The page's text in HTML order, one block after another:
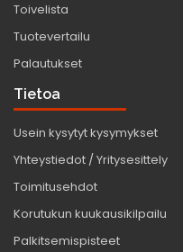
Toivelista
Tuotevertailu
Palautukset
Tietoa
Usein kysytyt kysymykset
Yhteystiedot / Yritysesittely
Toimitusehdot
Korutukun kuukausikilpailu
Palkitsemispisteet